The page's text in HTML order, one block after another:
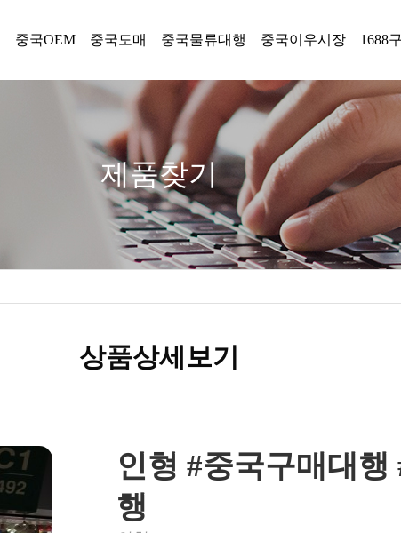
중국OEM 중국도매 중국물류대행 중국이우시장 1688
제품찾기
상품상세보기
인형 #중국구매대행
행